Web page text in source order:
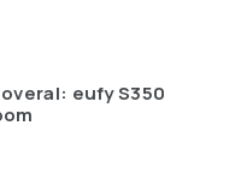
eufy S350